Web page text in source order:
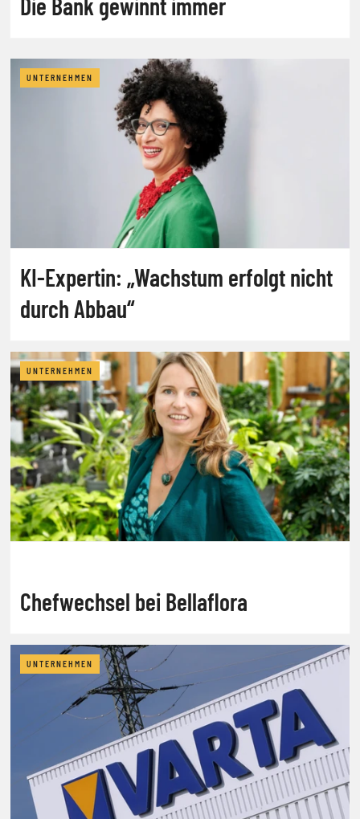
UNTERNEHMEN
KI-Expertin: „Wachstum erfolgt nicht
durch Abbau“
UNTERNEHMEN
Chefwechsel bei Bellaflora
UNTERNEHMEN